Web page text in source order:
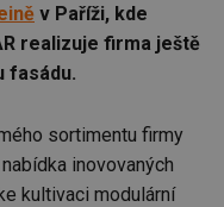
v Paříži, kde
realizuje firma ještě
fasádu.
sortimentu firmy
inovovaných
kultivaci modulární